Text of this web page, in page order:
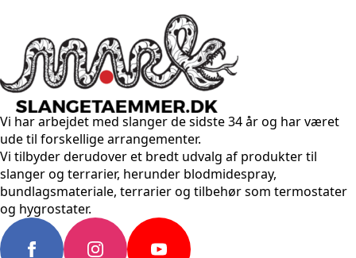
Vi har arbejdet med slanger de sidste 34 år og har været
ude til forskellige arrangementer.
Vi tilbyder derudover et bredt udvalg af produkter til
slanger og terrarier, herunder blodmidespray,
bundlagsmateriale, terrarier og tilbehør som termostater
og hygrostater.